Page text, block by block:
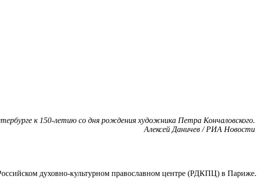
к 150-летию со дня рождения художника Петра Кончаловского.
Алексей Даничев / РИА Новости
духовно-культурном православном центре (РДКПЦ) в Париже.